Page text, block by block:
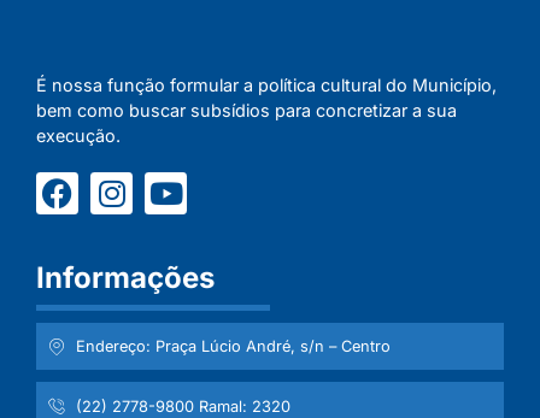
É nossa função formular a política cultural do Município,
bem como buscar subsídios para concretizar a sua
execução.
Informações
Endereço: Praça Lúcio André, s/n – Centro
(22) 2778-9800 Ramal: 2320